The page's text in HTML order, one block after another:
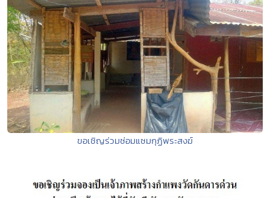
ขอเชิญร่วมซ่อมแซมกุฏิพระสงฆ์